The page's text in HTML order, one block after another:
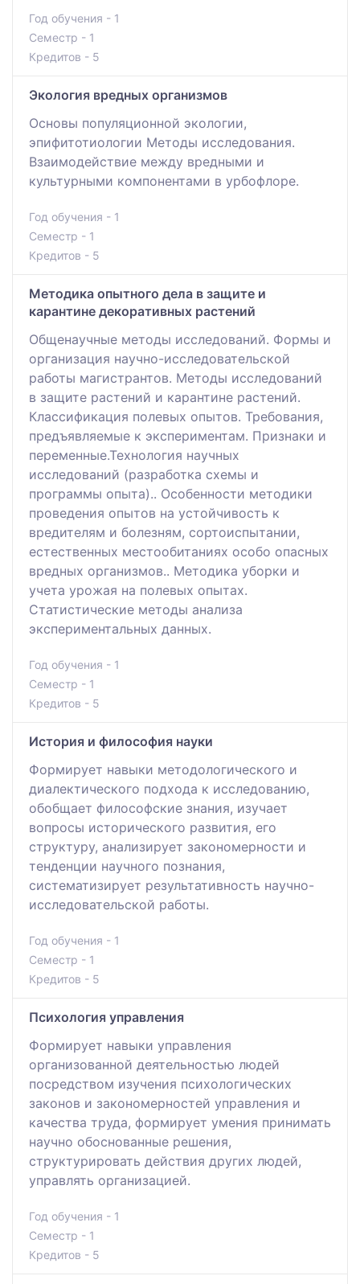
Год обучения - 1
Семестр - 1
Кредитов - 5
Экология вредных организмов
Основы популяционной экологии,
эпифитотиологии Методы исследования.
Взаимодействие между вредными и
культурными компонентами в урбофлоре.
Год обучения - 1
Семестр - 1
Кредитов - 5
Методика опытного дела в защите и
карантине декоративных растений
Общенаучные методы исследований. Формы и
организация научно-исследовательской
работы магистрантов. Методы исследований
в защите растений и карантине растений.
Классификация полевых опытов. Требования,
предъявляемые к экспериментам. Признаки и
переменные.Технология научных
исследований (разработка схемы и
программы опыта).. Особенности методики
проведения опытов на устойчивость к
вредителям и болезням, сортоиспытании,
естественных местообитаниях особо опасных
вредных организмов.. Методика уборки и
учета урожая на полевых опытах.
Статистические методы анализа
экспериментальных данных.
Год обучения - 1
Семестр - 1
Кредитов - 5
История и философия науки
Формирует навыки методологического и
диалектического подхода к исследованию,
обобщает философские знания, изучает
вопросы исторического развития, его
структуру, анализирует закономерности и
тенденции научного познания,
систематизирует результативность научно-
исследовательской работы.
Год обучения - 1
Семестр - 1
Кредитов - 5
Психология управления
Формирует навыки управления
организованной деятельностью людей
посредством изучения психологических
законов и закономерностей управления и
качества труда, формирует умения принимать
научно обоснованные решения,
структурировать действия других людей,
управлять организацией.
Год обучения - 1
Семестр - 1
Кредитов - 5